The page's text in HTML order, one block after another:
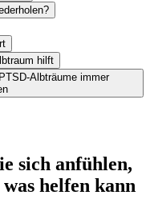
hilft
Albträume immer
sich anfühlen,
helfen kann